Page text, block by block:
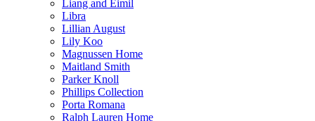
Liang and Eimil
Libra
Lillian August
Lily Koo
Magnussen Home
Maitland Smith
Parker Knoll
Phillips Collection
Porta Romana
Ralph Lauren Home